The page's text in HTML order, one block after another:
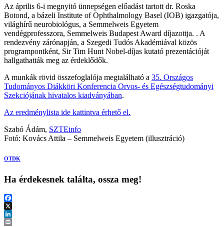
Az április 6-i megnyitó ünnepségen előadást tartott dr. Roska
Botond, a bázeli Institute of Ophthalmology Basel (IOB) igazgatója,
világhírű neurobiológus, a Semmelweis Egyetem
vendégprofesszora, Semmelweis Budapest Award díjazottja. . A
rendezvény zárónapján, a Szegedi Tudós Akadémiával közös
programpontként, Sir Tim Hunt Nobel-díjas kutató prezentációját
hallgathatták meg az érdeklődők.
A munkák rövid összefoglalója megtalálható a 35. Országos
Tudományos Diákköri Konferencia Orvos- és Egészségtudományi
Szekciójának hivatalos kiadványában.
Az eredménylista ide kattintva érhető el.
Szabó Ádám, SZTEinfo
Fotó: Kovács Attila – Semmelweis Egyetem (illusztráció)
OTDK
Ha érdekesnek találta, ossza meg!
Facebook
X
LinkedIn